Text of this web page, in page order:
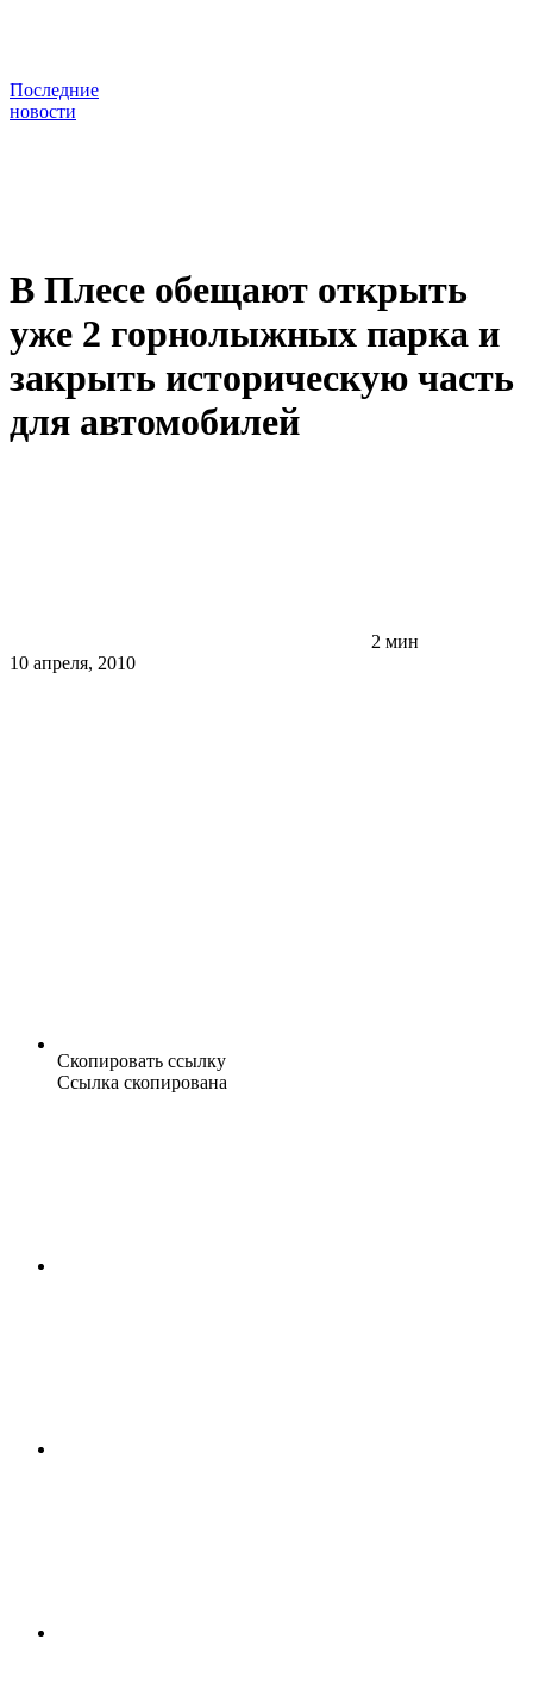
Последние
новости
В Плесе обещают открыть
уже 2 горнолыжных парка и
закрыть историческую часть
для автомобилей
2 мин
10 апреля, 2010
Скопировать ссылку
Ссылка скопирована